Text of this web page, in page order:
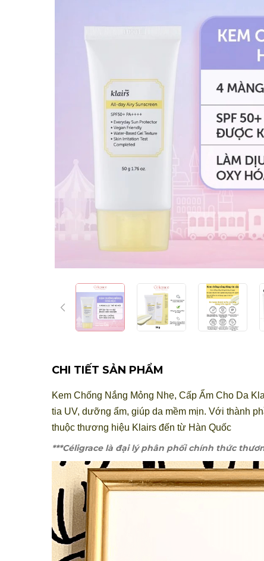
CHI TIẾT SẢN PHẨM
Kem Chống Nắng Mỏng Nhẹ, Cấp Ẩm Cho Da
tia UV, dưỡng ẩm, giúp da mềm mịn. Với thành
thuộc thương hiệu Klairs đến từ Hàn Quốc
***Céligrace là đại lý phân phối chính thức